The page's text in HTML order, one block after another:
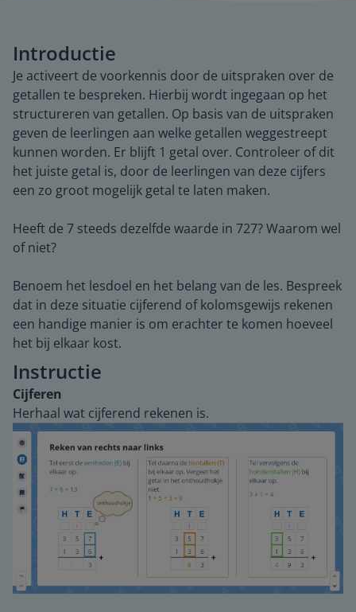
Introductie
Je activeert de voorkennis door de uitspraken over de
getallen te bespreken. Hierbij wordt ingegaan op het
structureren van getallen. Op basis van de uitspraken
geven de leerlingen aan welke getallen weggestreept
kunnen worden. Er blijft 1 getal over. Controleer of dit
het juiste getal is, door de leerlingen van deze cijfers
een zo groot mogelijk getal te laten maken.
Heeft de 7 steeds dezelfde waarde in 727? Waarom wel
of niet?
Benoem het lesdoel en het belang van de les. Bespreek
dat in deze situatie cijferend of kolomsgewijs rekenen
een handige manier is om erachter te komen hoeveel
het bij elkaar kost.
Instructie
Cijferen
Herhaal wat cijferend rekenen is.